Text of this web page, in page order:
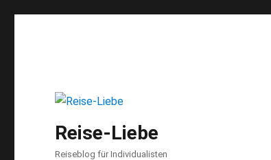
Reise-Liebe
Reiseblog für Individualisten